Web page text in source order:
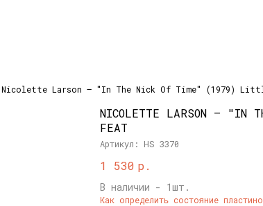
Nicolette Larson – "In The Nick Of Time" (1979)
NICOLETTE LARSON – "IN
FEAT
Артикул: HS 3370
1 530 р.
В наличии - 1шт.
Как определить состояние